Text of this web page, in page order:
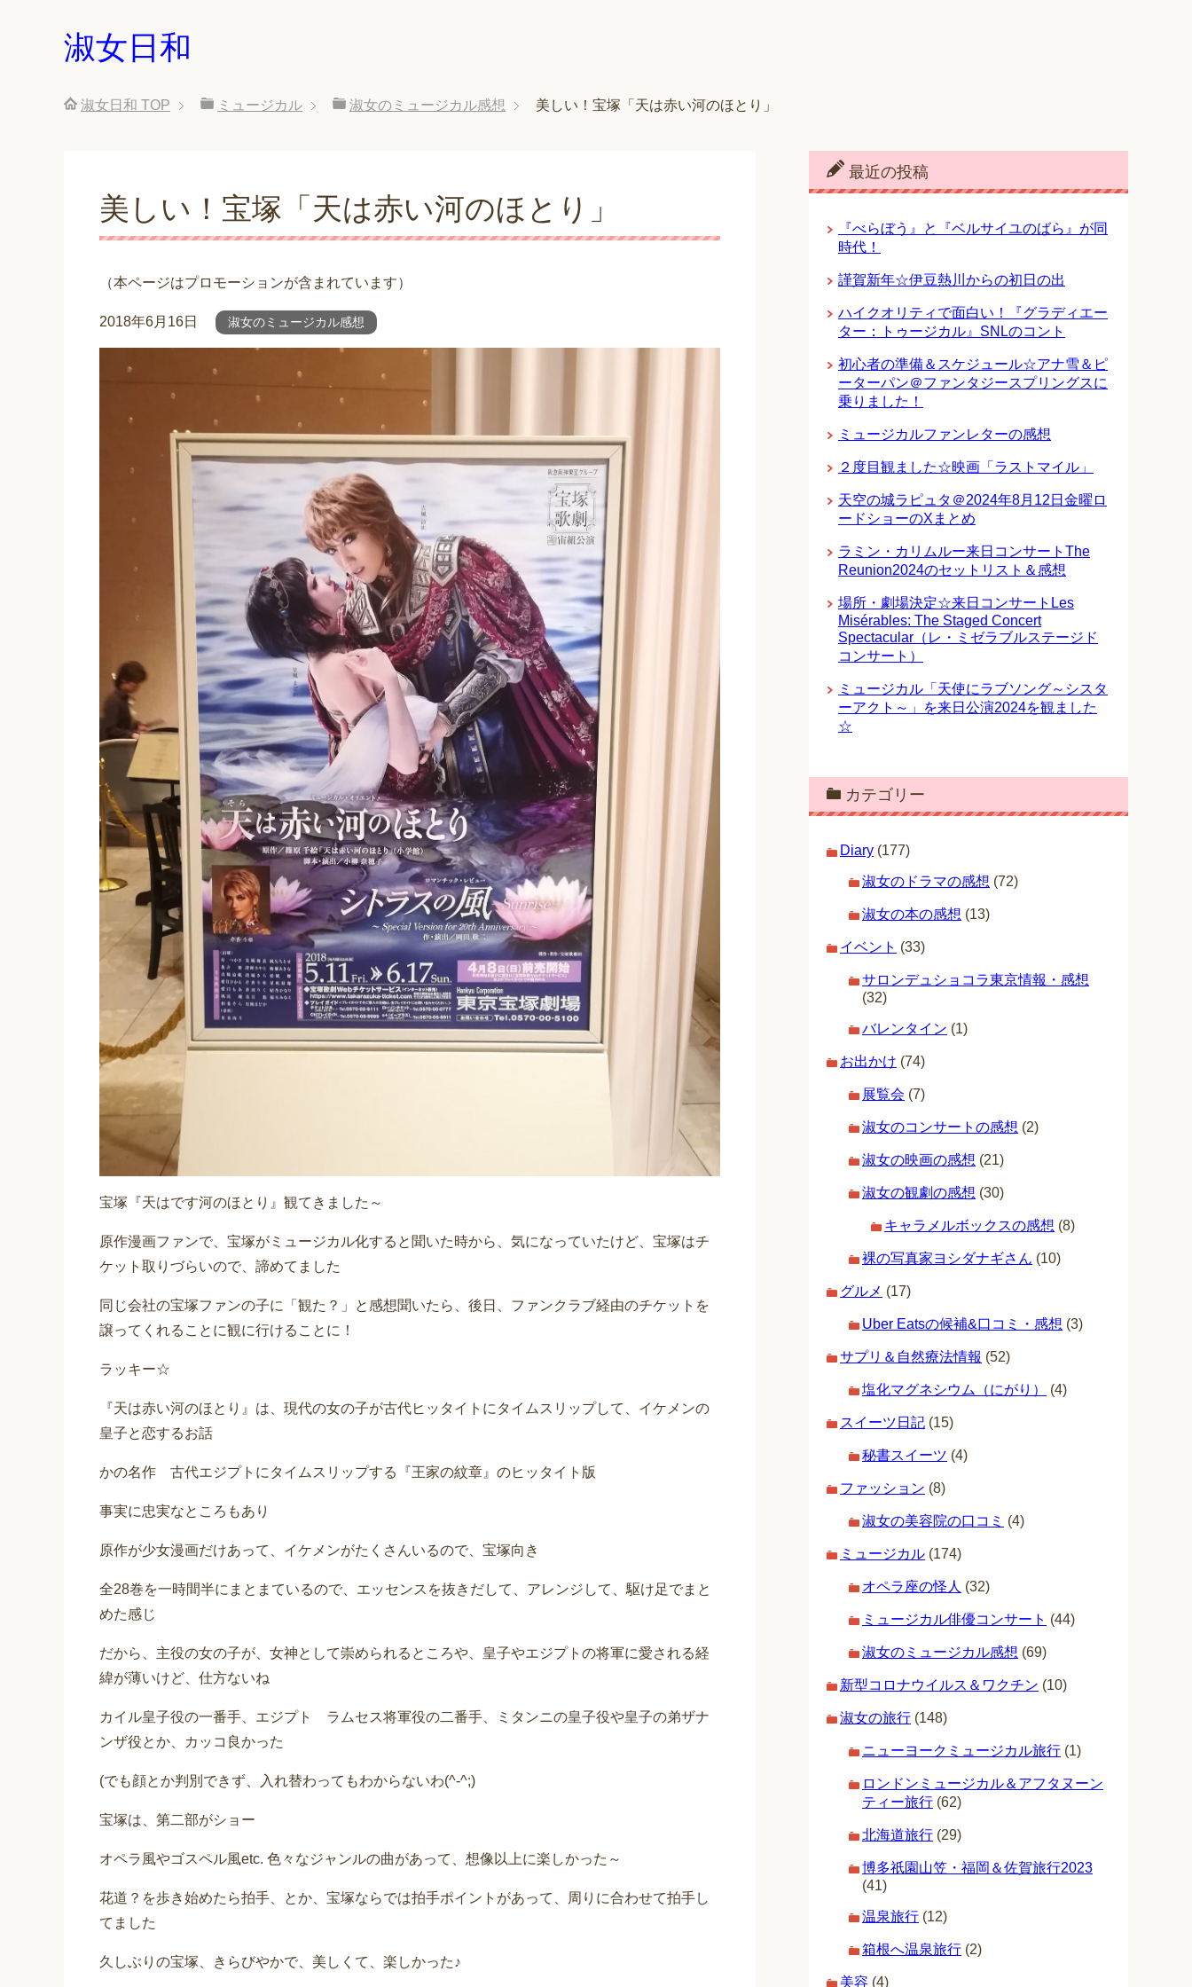
淑女日和
淑女日和 TOP ミュージカル 淑女のミュージカル感想 美しい！宝塚「天は赤い河のほとり」
美しい！宝塚「天は赤い河のほとり」
（本ページはプロモーションが含まれています）
2018年6月16日 淑女のミュージカル感想
宝塚『天はです河のほとり』観てきました～
原作漫画ファンで、宝塚がミュージカル化すると聞いた時から、気になっていたけど、宝塚はチ
ケット取りづらいので、諦めてました
同じ会社の宝塚ファンの子に「観た？」と感想聞いたら、後日、ファンクラブ経由のチケットを
譲ってくれることに観に行けることに！
ラッキー☆
『天は赤い河のほとり』は、現代の女の子が古代ヒッタイトにタイムスリップして、イケメンの
皇子と恋するお話
かの名作 古代エジプトにタイムスリップする『王家の紋章』のヒッタイト版
事実に忠実なところもあり
原作が少女漫画だけあって、イケメンがたくさんいるので、宝塚向き
全28巻を一時間半にまとまているので、エッセンスを抜きだして、アレンジして、駆け足でまと
めた感じ
だから、主役の女の子が、女神として崇められるところや、皇子やエジプトの将軍に愛される経
緯が薄いけど、仕方ないね
カイル皇子役の一番手、エジプト ラムセス将軍役の二番手、ミタンニの皇子役や皇子の弟ザナ
ンザ役とか、カッコ良かった
(でも顔とか判別できず、入れ替わってもわからないわ(^-^;)
宝塚は、第二部がショー
オペラ風やゴスペル風etc. 色々なジャンルの曲があって、想像以上に楽しかった～
花道？を歩き始めたら拍手、とか、宝塚ならでは拍手ポイントがあって、周りに合わせて拍手し
てました
久しぶりの宝塚、きらびやかで、美しくて、楽しかった♪
最近の投稿
『べらぼう』と『ベルサイユのばら』が同
時代！
謹賀新年☆伊豆熱川からの初日の出
ハイクオリティで面白い！『グラディエー
ター：トゥージカル』SNLのコント
初心者の準備＆スケジュール☆アナ雪＆ピ
ーターパン＠ファンタジースプリングスに
乗りました！
ミュージカルファンレターの感想
２度目観ました☆映画「ラストマイル」
天空の城ラピュタ＠2024年8月12日金曜ロ
ードショーのXまとめ
ラミン・カリムルー来日コンサートThe
Reunion2024のセットリスト＆感想
場所・劇場決定☆来日コンサートLes
Misérables: The Staged Concert
Spectacular（レ・ミゼラブルステージド
コンサート）
ミュージカル「天使にラブソング～シスタ
ーアクト～」を来日公演2024を観ました
☆
カテゴリー
Diary (177)
淑女のドラマの感想 (72)
淑女の本の感想 (13)
イベント (33)
サロンデュショコラ東京情報・感想
(32)
バレンタイン (1)
お出かけ (74)
展覧会 (7)
淑女のコンサートの感想 (2)
淑女の映画の感想 (21)
淑女の観劇の感想 (30)
キャラメルボックスの感想 (8)
裸の写真家ヨシダナギさん (10)
グルメ (17)
Uber Eatsの候補&口コミ・感想 (3)
サプリ＆自然療法情報 (52)
塩化マグネシウム（にがり） (4)
スイーツ日記 (15)
秘書スイーツ (4)
ファッション (8)
淑女の美容院の口コミ (4)
ミュージカル (174)
オペラ座の怪人 (32)
ミュージカル俳優コンサート (44)
淑女のミュージカル感想 (69)
新型コロナウイルス＆ワクチン (10)
淑女の旅行 (148)
ニューヨークミュージカル旅行 (1)
ロンドンミュージカル＆アフタヌーン
ティー旅行 (62)
北海道旅行 (29)
博多祇園山笠・福岡＆佐賀旅行2023
(41)
温泉旅行 (12)
箱根へ温泉旅行 (2)
美容 (4)